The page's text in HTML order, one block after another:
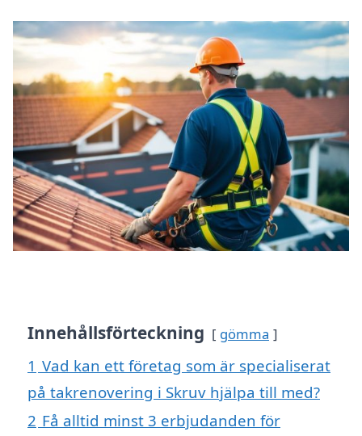
Innehållsförteckning gömma
1 Vad kan ett företag som är specialiserat
på takrenovering i Skruv hjälpa till med?
2 Få alltid minst 3 erbjudanden för